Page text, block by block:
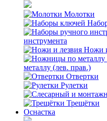
Молотки
инструмента
Ножи
металлу (лев. прав.)
Отвертки
Рулетки
Трещётки
Оснастка